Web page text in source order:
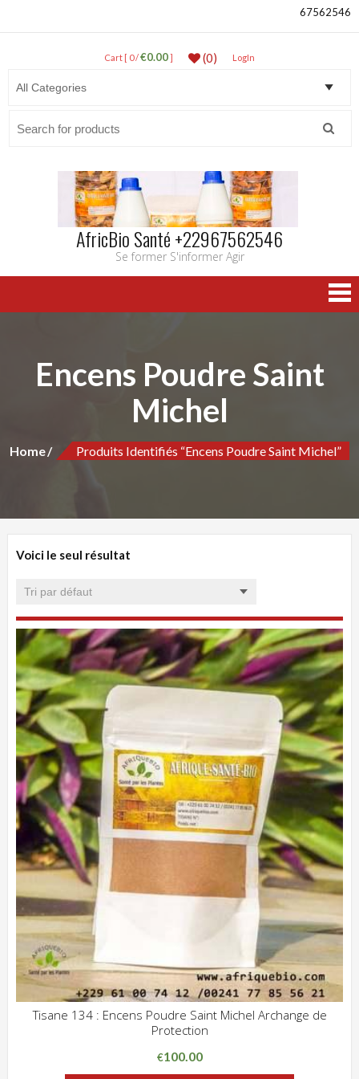
67562546
Cart [ 0 /€0.00] (0) LogIn
AfricBio Santé +22967562546
Se former S'informer Agir
Encens Poudre Saint
Michel
Home Produits Identifiés “Encens Poudre Saint Michel”
Voici le seul résultat
Tisane 134 : Encens Poudre Saint Michel Archange de
Protection
€100.00